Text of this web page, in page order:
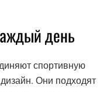
день
спортивную
Они подходят